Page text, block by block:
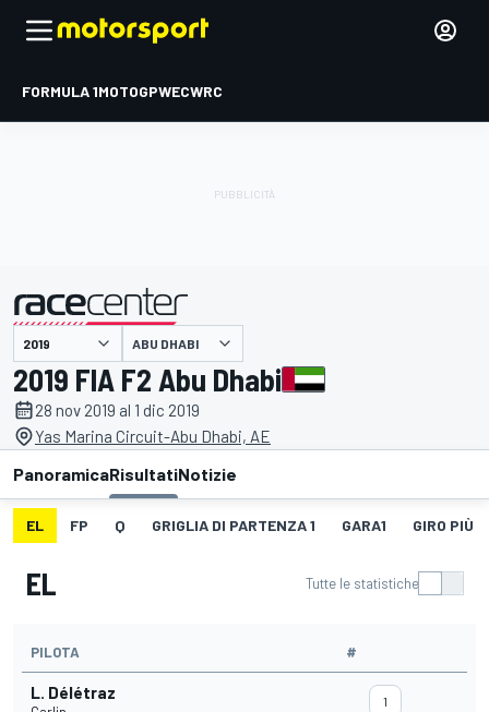
FORMULA 1MOTOGPWECWRC
presentato da ABU DHABI
2019 FIA F2 Abu Dhabi
28 nov 2019 al 1 dic 2019
Yas Marina Circuit-Abu Dhabi, AE
PanoramicaRisultatiNotizie
EL FP Q GRIGLIA DI PARTENZA 1 GARA1 GIRO PIÙ
EL Tutte le statistiche
PILOTA #
L. Délétraz 1